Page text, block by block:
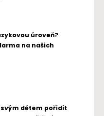
úroveň?
na našich
dětem pořídit